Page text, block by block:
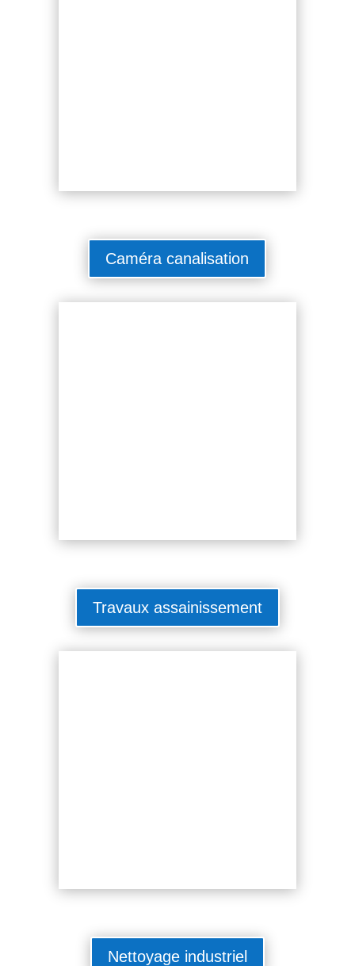
Caméra canalisation
Travaux assainissement
Nettoyage industriel